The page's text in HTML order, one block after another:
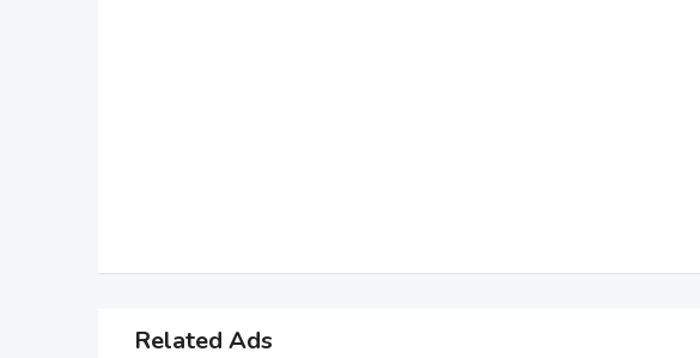
Related Ads